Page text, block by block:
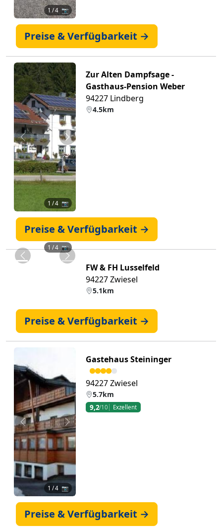
1/ 4 📷
Preise & Verfügbarkeit →
Zurück Weiter
1 / 4 📷
Zur Alten Dampfsage -
Gasthaus-Pension Weber
94227 Lindberg
4.5km
Preise & Verfügbarkeit →
Zurück Weiter
1/ 4 📷
FW & FH Lusselfeld
94227 Zwiesel
5.1km
Preise & Verfügbarkeit →
Zurück Weiter
1 / 4 📷
Gastehaus Steininger
94227 Zwiesel
5.7km
9,2/10 Exzellent
Preise & Verfügbarkeit →